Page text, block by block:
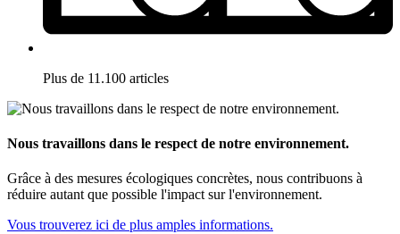
Plus de 11.100 articles
Nous travaillons dans le respect de notre environnement.
Grâce à des mesures écologiques concrètes, nous contribuons à
réduire autant que possible l'impact sur l'environnement.
Vous trouverez ici de plus amples informations.